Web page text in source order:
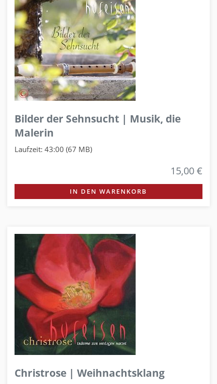
Bilder der Sehnsucht | Musik, die
Malerin
Laufzeit: 43:00 (67 MB)
15,00 €
IN DEN WARENKORB
Christrose | Weihnachtsklang